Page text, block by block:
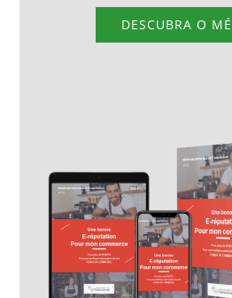
DESCUBRA O